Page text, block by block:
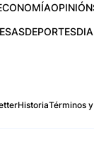
OPINIÓN
DEPORTES
HistoriaTérminos